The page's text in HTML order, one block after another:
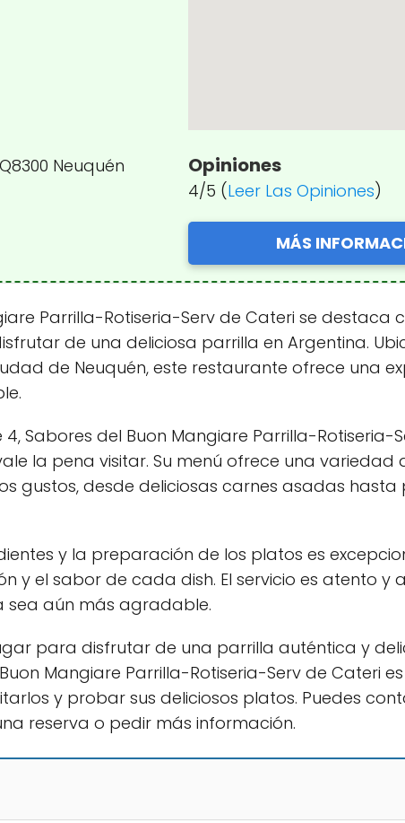
Neuquén Opiniones
4/5 (Leer Las Opiniones)
MÁS
Parrilla-Rotiseria-Serv de Cateri se destaca
de una deliciosa parrilla en Argentina.
de Neuquén, este restaurante ofrece una
Sabores del Buon Mangiare Parrilla-Rotiseria-
la pena visitar. Su menú ofrece una variedad
gustos, desde deliciosas carnes asadas hasta
y la preparación de los platos es
y el sabor de cada dish. El servicio es atento y
sea aún más agradable.
para disfrutar de una parrilla auténtica y
Mangiare Parrilla-Rotiseria-Serv de Cateri
y probar sus deliciosos platos. Puedes
reserva o pedir más información.